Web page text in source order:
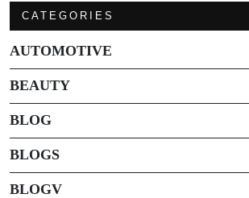
CATEGORIES
AUTOMOTIVE
BEAUTY
BLOG
BLOGS
BLOGV